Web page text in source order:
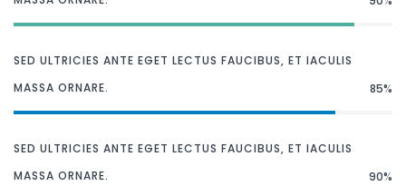
SED ULTRICIES ANTE EGET LECTUS FAUCIBUS, ET IACULIS
MASSA ORNARE.
85%
SED ULTRICIES ANTE EGET LECTUS FAUCIBUS, ET IACULIS
MASSA ORNARE.
90%